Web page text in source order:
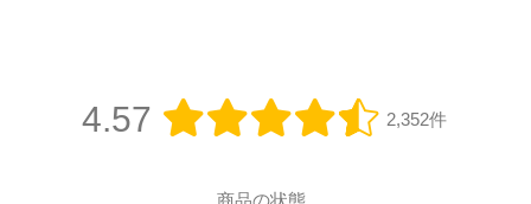
4.57 2,352件